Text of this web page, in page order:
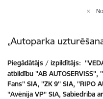
„Autoparka
Piegādātājs / izpildītājs:
atbildību ''AB AUTOSERVISS'',
Fans'' SIA, ''ZK 9'' SIA, ''RIPO
''Avēnija VP'' SIA, Sabiedrība